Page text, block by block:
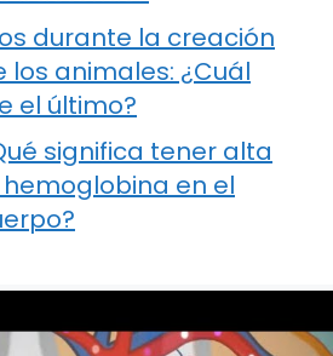
durante la creación
los animales: ¿Cuál
el último?
significa tener alta
hemoglobina en el